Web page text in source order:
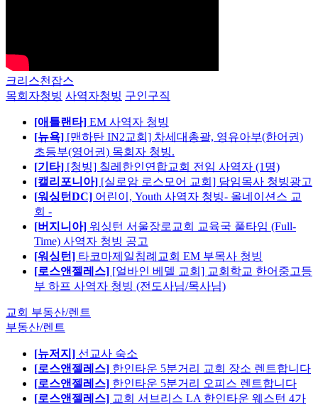
크리스천잡스
목회자청빙 사역자청빙 구인구직
[애틀랜타] EM 사역자 청빙
[뉴욕] [맨하탄 IN2교회] 차세대총괄, 영유아부(한어권)
초등부(영어권) 목회자 청빙.
[기타] [청빙] 칠레한인연합교회 전임 사역자 (1명)
[캘리포니아] [실로암 로스모어 교회] 담임목사 청빙광고
[워싱턴DC] 어린이, Youth 사역자 청빙- 올네이션스 교
회 -
[버지니아] 워싱턴 서울장로교회 교육국 풀타임 (Full-
Time) 사역자 청빙 공고
[워싱턴] 타코마제일침례교회 EM 부목사 청빙
[로스앤젤레스] [얼바인 베델 교회] 교회학교 한어중고등
부 하프 사역자 청빙 (전도사님/목사님)
교회 부동산/렌트
부동산/렌트
[뉴저지] 선교사 숙소
[로스앤젤레스] 한인타운 5분거리 교회 장소 렌트합니다
[로스앤젤레스] 한인타운 5분거리 오피스 렌트합니다
[로스앤젤레스] 교회 서브리스 LA 한인타운 웨스턴 4가